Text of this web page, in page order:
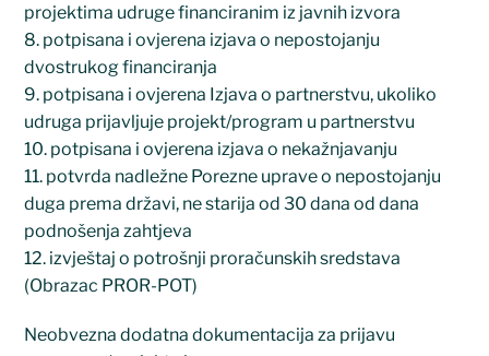
projektima udruge financiranim iz javnih izvora
8. potpisana i ovjerena izjava o nepostojanju
dvostrukog financiranja
9. potpisana i ovjerena Izjava o partnerstvu, ukoliko
udruga prijavljuje projekt/program u partnerstvu
10. potpisana i ovjerena izjava o nekažnjavanju
11. potvrda nadležne Porezne uprave o nepostojanju
duga prema državi, ne starija od 30 dana od dana
podnošenja zahtjeva
12. izvještaj o potrošnji proračunskih sredstava
(Obrazac PROR-POT)
Neobvezna dodatna dokumentacija za prijavu